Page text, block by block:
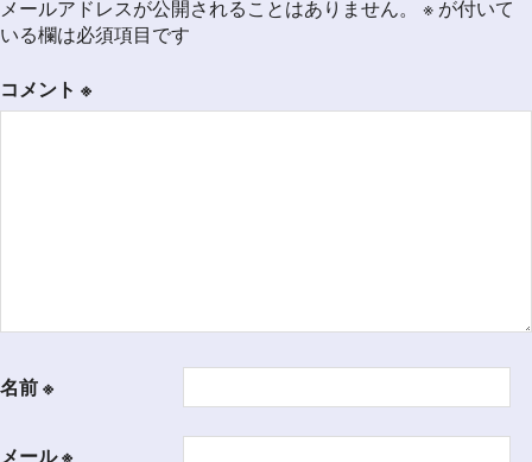
ー
ョ
メールアドレスが公開されることはありません。 ※が付いて
いる欄は必須項目です
コメント ※
名前※
メール※